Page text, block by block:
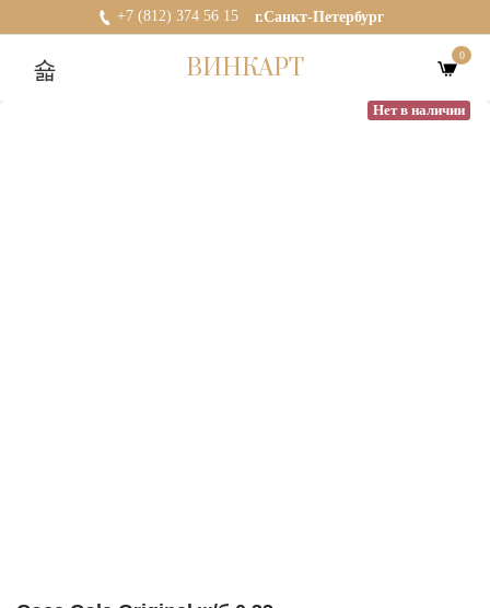
+7 (812) 374 56 15 г.Санкт-Петербург
ВИНКАРТ 0
Нет в наличии